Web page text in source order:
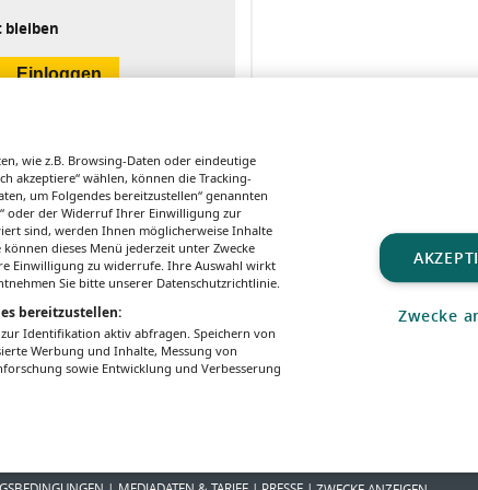
bleiben
YOUR DAILY DOSE OF ... WORDRAP-INTERVIEW
1-Rezeptor-
Agonisten als
neue
wie z.B. Browsing-Daten oder eindeutige
akzeptiere“ wählen, können die Tracking-
um Folgendes bereitzustellen“ genannten
oder der Widerruf Ihrer Einwilligung zur
sind, werden Ihnen möglicherweise Inhalte
dieses Menü jederzeit unter Zwecke
Einwilligung zu widerrufe. Ihre Auswahl wirkt
Sie bitte unserer Datenschutzrichtlinie.
bereitzustellen:
Identifikation aktiv abfragen. Speichern von
Werbung und Inhalte, Messung von
sowie Entwicklung und Verbesserung
Zwecke